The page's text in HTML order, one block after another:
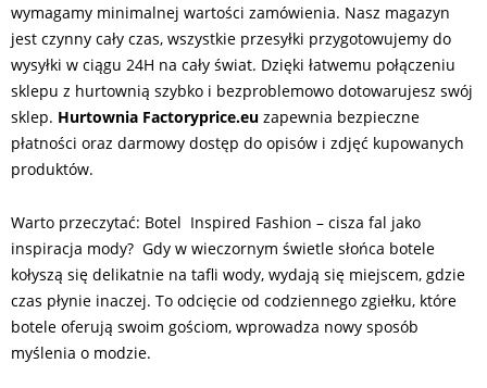
wymagamy minimalnej wartości zamówienia. Nasz magazyn
jest czynny cały czas, wszystkie przesyłki przygotowujemy do
wysyłki w ciągu 24H na cały świat. Dzięki łatwemu połączeniu
sklepu z hurtownią szybko i bezproblemowo dotowarujesz swój
sklep. Hurtownia Factoryprice.eu zapewnia bezpieczne
płatności oraz darmowy dostęp do opisów i zdjęć kupowanych
produktów.
Warto przeczytać: Botel Inspired Fashion – cisza fal jako
inspiracja mody? Gdy w wieczornym świetle słońca botele
kołyszą się delikatnie na tafli wody, wydają się miejscem, gdzie
czas płynie inaczej. To odcięcie od codziennego zgiełku, które
botele oferują swoim gościom, wprowadza nowy sposób
myślenia o modzie.